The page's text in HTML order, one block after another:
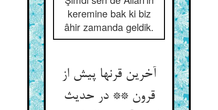
keremine bak ki biz
âhir zamanda geldik.
آخرین قرنها پیش از
قرون ** در حدیث